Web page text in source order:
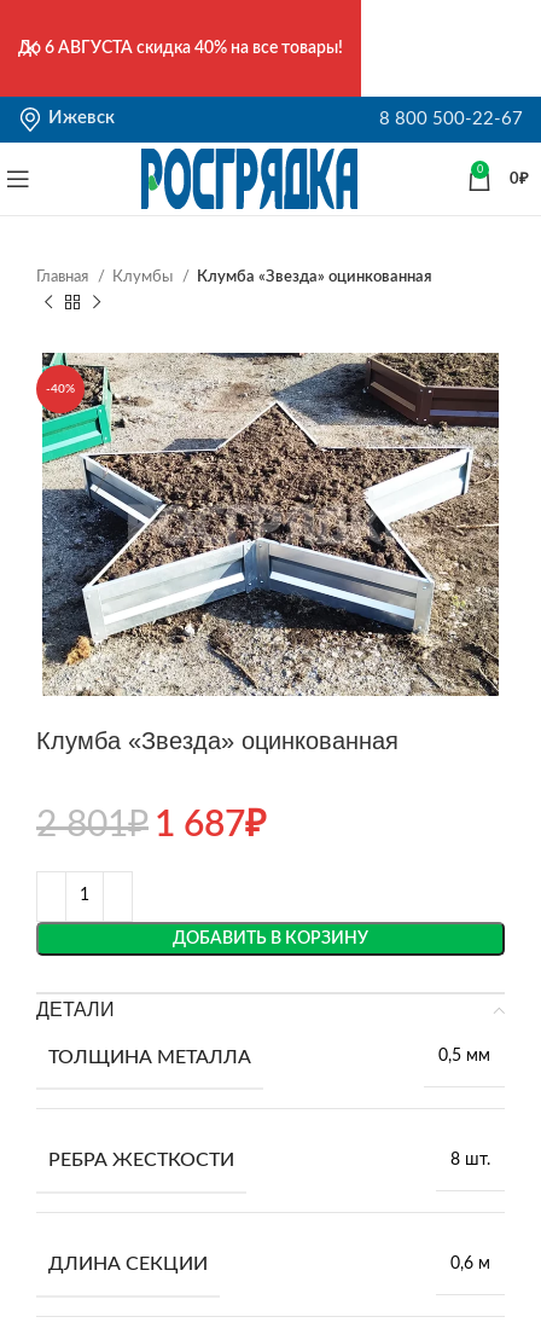
Ижевск 8 800 500-22-67
0
0₽
Главная Клумбы Клумба «Звезда» оцинкованная
-40%
Клумба «Звезда» оцинкованная
2 801₽ 1 687₽
ДОБАВИТЬ В КОРЗИНУ
ДЕТАЛИ
ТОЛЩИНА МЕТАЛЛА 0,5 мм
РЕБРА ЖЕСТКОСТИ 8 шт.
ДЛИНА СЕКЦИИ 0,6 м
До 6 АВГУСТА скидка 40% на все товары!